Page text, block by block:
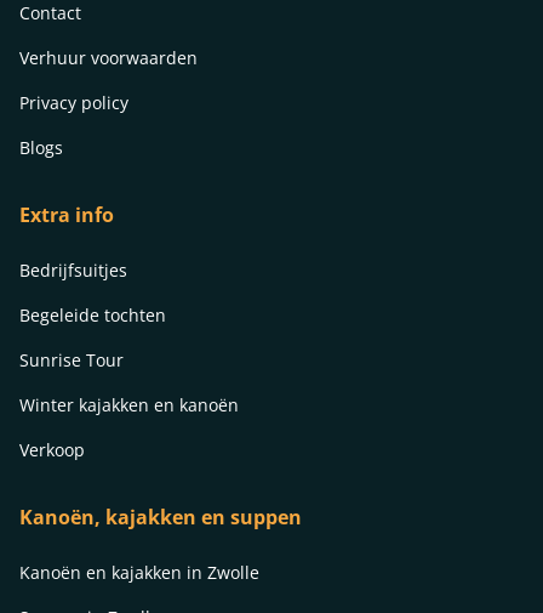
Contact
Verhuur voorwaarden
Privacy policy
Blogs
Extra info
Bedrijfsuitjes
Begeleide tochten
Sunrise Tour
Winter kajakken en kanoën
Verkoop
Kanoën, kajakken en suppen
Kanoën en kajakken in Zwolle